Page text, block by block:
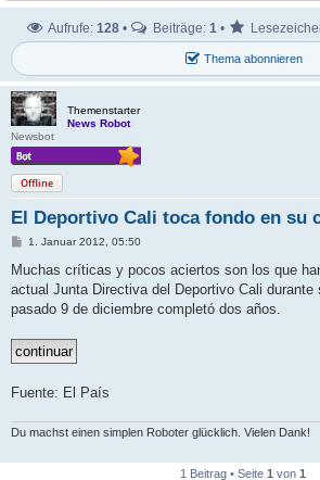
Thema abonnieren
Aufrufe: 128 • Beiträge: 1 •
Themenstarter
News Robot
Newsbot
Offline
El Deportivo Cali toca fondo en su
B
i
r
a
1. Januar 2012, 05:50
Muchas críticas y pocos aciertos son los que
actual Junta Directiva del Deportivo Cali durante
pasado 9 de diciembre completó dos años.
Fuente: El País
Du machst einen simplen Roboter glücklich. Vielen Dank!
1 Beitrag • Seite 1 von 1